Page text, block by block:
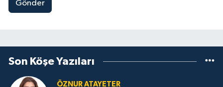
Gönder
Son Köşe Yazıları
ÖZNUR ATAYETER